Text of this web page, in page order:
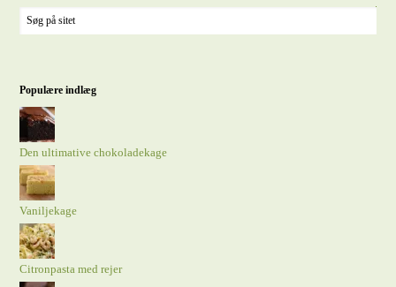
Populære indlæg
Den ultimative chokoladekage
Vaniljekage
Citronpasta med rejer